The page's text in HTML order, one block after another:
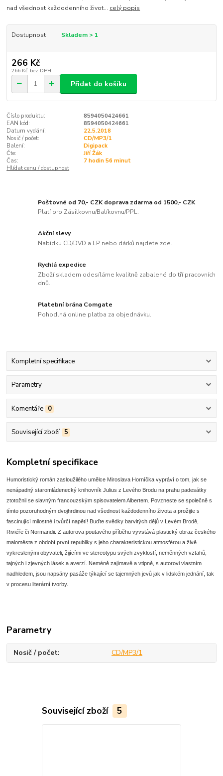
nad všednost každodenního život... celý popis
Dostupnost Skladem > 1
266 Kč
266 Kč bez DPH
Přidat do košíku
Číslo produktu:
8594050424661
EAN kód:
8594050424661
Datum vydání:
22.5.2018
Nosič / počet:
CD/MP3/1
Balení:
Digipack
Čte:
Jiří Žák
Čas:
7 hodin 56 minut
Hlídat cenu / dostupnost
Poštovné od 70,- CZK doprava zdarma od 1500,- CZK
Platí pro Zásilkovnu/Balíkovnu/PPL.
Akční slevy
Nabídku CD/DVD a LP nebo dárků najdete zde..
Rychlá expedice
Zboží skladem odesíláme kvalitně zabalené do tří pracovních
dnů..
Platební brána Comgate
Pohodlná online platba za objednávku.
Kompletní specifikace
Parametry
Komentáře 0
Související zboží 5
Kompletní specifikace
Humoristický román zasloužilého umělce Miroslava Horníčka vypráví o tom, jak se
nenápadný staromládenecký knihovník Julius z Levého Brodu na prahu padesátky
ztotožnil se slavným francouzským spisovatelem Albertem. Povzneste se společně s
tímto pozoruhodným dvojhrdinou nad všednost každodenního života a prožijte s
fascinující milostné i tvůrčí napětí! Buďte svědky barvitých dějů v Levém Brodě,
Riviéře či Normandii. Z autorova poutavého příběhu vyvstává plastický obraz českého
maloměsta z období první republiky s jeho charakteristickou atmosférou a živě
vykreslenými obyvateli, žijícími ve stereotypu svých zvyklostí, neměnných vztahů,
tajných i zjevných lásek a averzí. Neméně zajímavě a vtipně, s autorovi vlastním
nadhledem, jsou napsány pasáže týkající se tajemných jevů jak v lidském jednání, tak
v procesu literární tvorby.
Parametry
Nosič / počet CD/MP3/1
Související zboží 5